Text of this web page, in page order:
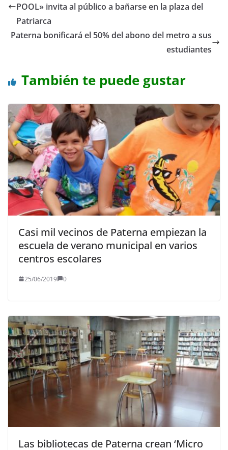
POOL» invita al público a bañarse en la plaza del
Patriarca
Paterna bonificará el 50% del abono del metro a sus
estudiantes
También te puede gustar
Casi mil vecinos de Paterna empiezan la
escuela de verano municipal en varios
centros escolares
25/06/2019 0
Las bibliotecas de Paterna crean ‘Micro